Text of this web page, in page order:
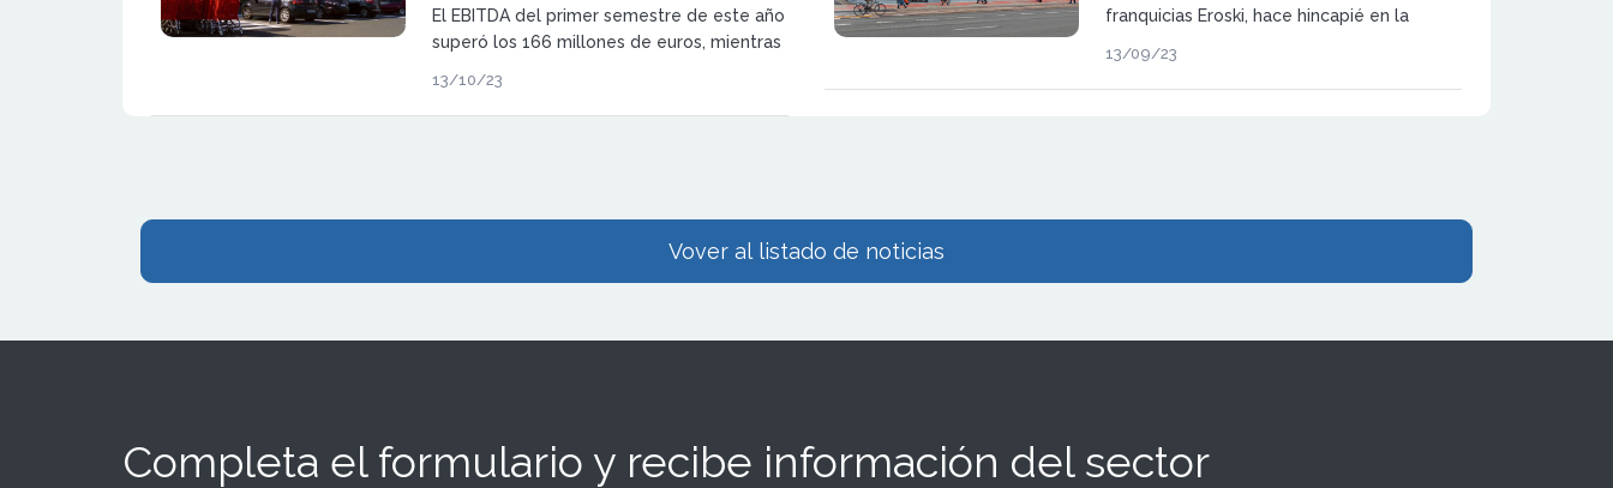
El EBITDA del primer semestre de este año
superó los 166 millones de euros, mientras
aumentaron más de un 9,21%.
13/10/23
franquicias Eroski, hace hincapié en la
cooperativa y los franquiciados, para así
obtener el máximo umbral de rentabilidad.
13/09/23
Vover al listado de noticias
Completa el formulario y recibe información del sector